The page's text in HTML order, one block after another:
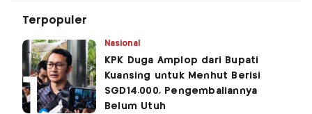
Terpopuler
Nasional
KPK Duga Amplop dari Bupati
Kuansing untuk Menhut Berisi
SGD14.000, Pengembaliannya
Belum Utuh